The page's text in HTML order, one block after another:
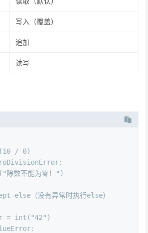
写入（覆盖）
追加
读写
(10 / 0)
( "除数不能为零！" )
else（没有异常时执行else）
=
int ( "42" )